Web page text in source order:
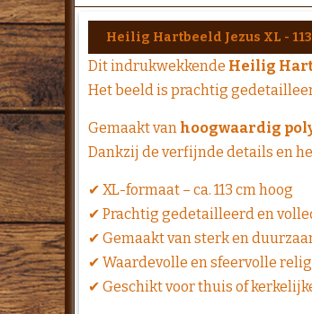
Heilig Hartbeeld Jezus XL -
Dit indrukwekkende Heilig
Het beeld is prachtig
Gemaakt van hoogwaardig
Dankzij de verfijnde details en
✔ XL-formaat – ca. 113 cm hoog
✔ Prachtig gedetailleerd en
✔ Gemaakt van sterk en
✔ Waardevolle en sfeervolle
✔ Geschikt voor thuis of